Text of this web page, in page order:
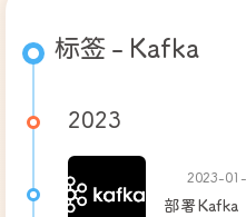
标签 - Kafka
2023
2023-01-
部署Kafka